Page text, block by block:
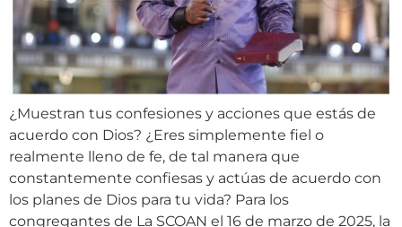
¿Muestran tus confesiones y acciones que estás de
acuerdo con Dios? ¿Eres simplemente fiel o
realmente lleno de fe, de tal manera que
constantemente confiesas y actúas de acuerdo con
los planes de Dios para tu vida? Para los
congregantes de La SCOAN el 16 de marzo de 2025, la